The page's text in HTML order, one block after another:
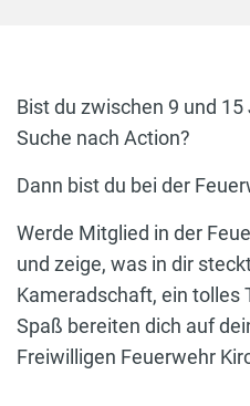
Bist du zwischen 9 und
Suche nach Action?
Dann bist du bei der
Werde Mitglied in der
und zeige, was in dir
Kameradschaft, ein tolles
Spaß bereiten dich auf
Freiwilligen Feuerwehr